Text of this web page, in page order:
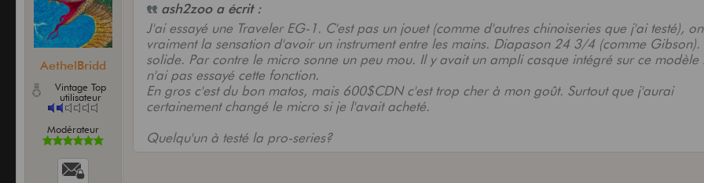
AethelBridd
Vintage Top
utilisateur
Modérateur
ash2zoo a écrit :
J'ai essayé une Traveler EG-1. C'est pas un jouet (comme d'autres chinoiseries que j'ai testé),
vraiment la sensation d'avoir un instrument entre les mains. Diapason 24 3/4 (comme Gibson).
solide. Par contre le micro sonne un peu mou. Il y avait un ampli casque intégré sur ce modèle
n'ai pas essayé cette fonction.
En gros c'est du bon matos, mais 600$CDN c'est trop cher à mon goût. Surtout que j'aurai
certainement changé le micro si je l'avait acheté.
Quelqu'un à testé la pro-series?